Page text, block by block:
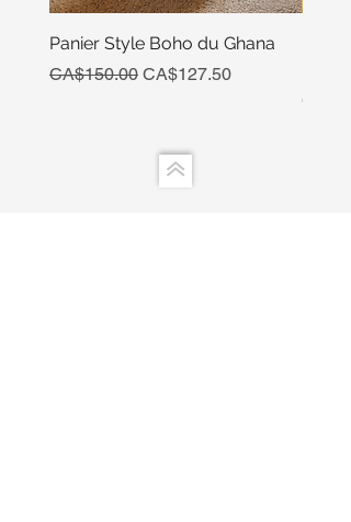
Panier Style Boho du Ghana
Regular Price
CA$150.00 Sale Price
CA$127.50
Price